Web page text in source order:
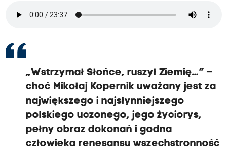
„Wstrzymał Słońce, ruszył Ziemię…” –
choć Mikołaj Kopernik uważany jest za
największego i najsłynniejszego
polskiego uczonego, jego życiorys,
pełny obraz dokonań i godna
człowieka renesansu wszechstronność